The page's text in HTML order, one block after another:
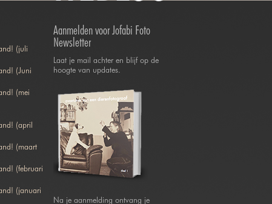
(juli
(Juni
(mei
(april
(maart
(februari
(januari
Aanmelden voor Jofabi Foto
Newsletter
Laat je mail achter en blijf op de
hoogte van updates.
Na je aanmelding ontvang je